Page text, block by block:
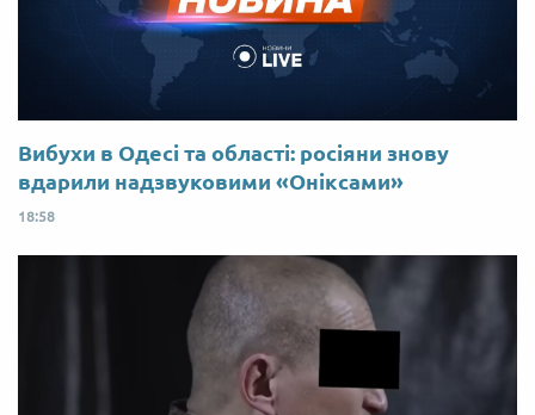
Вибухи в Одесі та області: росіяни знову
вдарили надзвуковими «Оніксами»
18:58